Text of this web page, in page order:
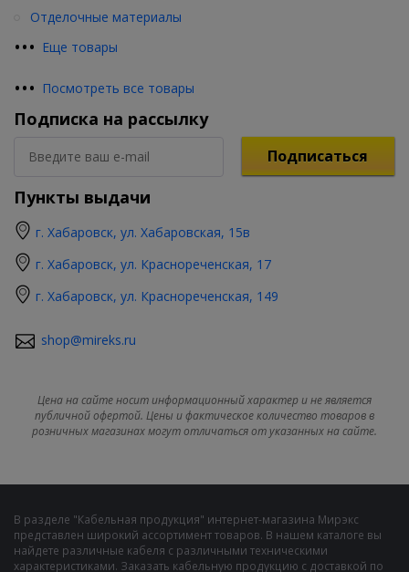
••• Еще товары
Отделочные материалы
••• Посмотреть все товары
Подписка на рассылку
Подписаться
Пункты выдачи
г. Хабаровск, ул. Хабаровская, 15в
г. Хабаровск, ул. Краснореченская, 17
г. Хабаровск, ул. Краснореченская, 149
shop@mireks.ru
Цена на сайте носит информационный характер и не является
публичной офертой. Цены и фактическое количество товаров в
розничных магазинах могут отличаться от указанных на сайте.
В разделе "Кабельная продукция" интернет-магазина Мирэкс
представлен широкий ассортимент товаров. В нашем каталоге вы
найдете различные кабеля с различными техническими
характеристиками. Заказать кабельную продукцию с доставкой по